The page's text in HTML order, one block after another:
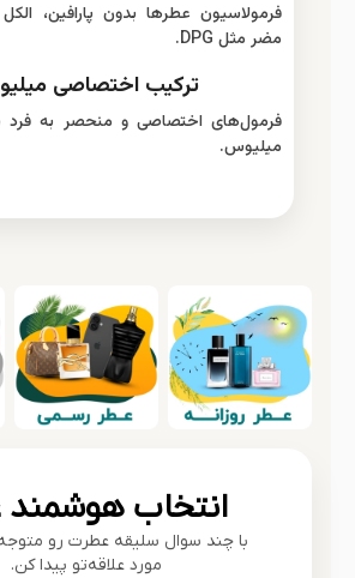
فرمولاسیون عطرها بدون پارافین،
مضر مثل DPG.
ترکیب اختصاصی
فرمول‌های اختصاصی و منحصر به
میلیوس.
انتخاب هوشمند
با چند سوال سلیقه عطرت رو
مورد علاقه‌تو پیدا کن.